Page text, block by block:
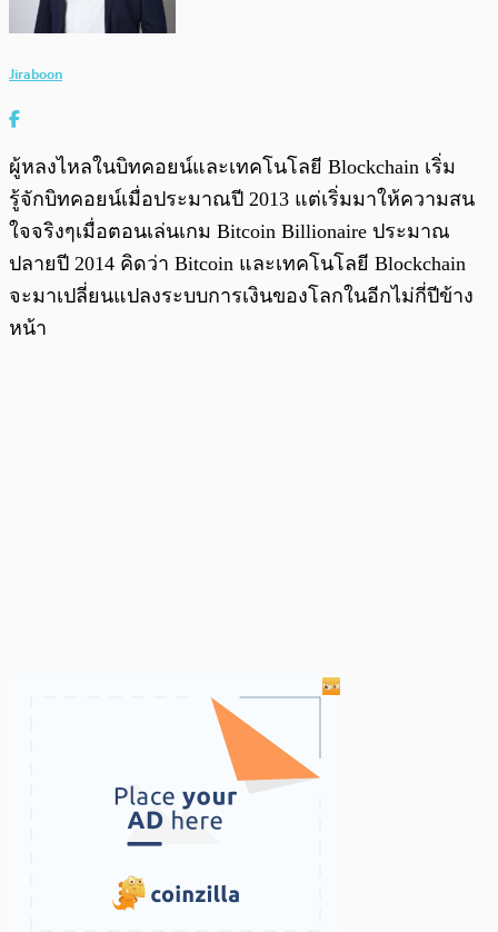
Jiraboon
ผู้หลงไหลในบิทคอยน์และเทคโนโลยี Blockchain เริ่ม
รู้จักบิทคอยน์เมื่อประมาณปี 2013 แต่เริ่มมาให้ความสน
ใจจริงๆเมื่อตอนเล่นเกม Bitcoin Billionaire ประมาณ
ปลายปี 2014 คิดว่า Bitcoin และเทคโนโลยี Blockchain
จะมาเปลี่ยนแปลงระบบการเงินของโลกในอีกไม่กี่ปีข้าง
หน้า